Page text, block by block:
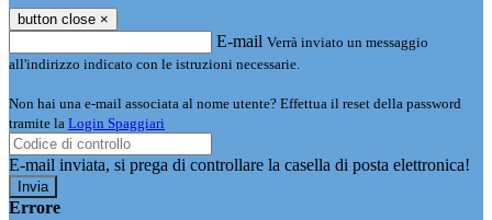
button close ×
E-mail Verrà inviato un messaggio
all'indirizzo indicato con le istruzioni necessarie.
Non hai una e-mail associata al nome utente? Effettua il reset della password
tramite la Login Spaggiari
E-mail inviata, si prega di controllare la casella di posta elettronica!
Errore